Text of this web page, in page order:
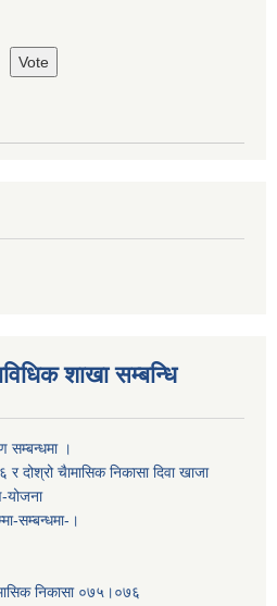
शाखा सम्बन्धि
।
चैामासिक निकासा दिवा खाजा
योजना
सम्बन्धमा-।
निकासा ०७५।०७६